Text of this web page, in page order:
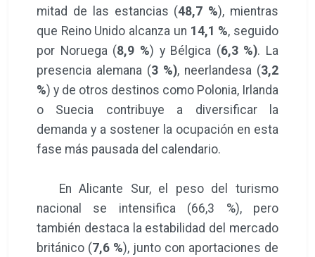
mitad de las estancias (48,7 %), mientras
que Reino Unido alcanza un 14,1 %, seguido
por Noruega (8,9 %) y Bélgica (6,3 %). La
presencia alemana (3 %), neerlandesa (3,2
%) y de otros destinos como Polonia, Irlanda
o Suecia contribuye a diversificar la
demanda y a sostener la ocupación en esta
fase más pausada del calendario.
En Alicante Sur, el peso del turismo
nacional se intensifica (66,3 %), pero
también destaca la estabilidad del mercado
británico (7,6 %), junto con aportaciones de